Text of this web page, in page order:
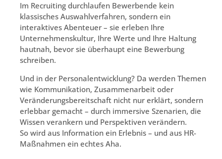
Im Recruiting durchlaufen Bewerbende kein
klassisches Auswahlverfahren, sondern ein
interaktives Abenteuer – sie erleben Ihre
Unternehmenskultur, Ihre Werte und Ihre Haltung
hautnah, bevor sie überhaupt eine Bewerbung
schreiben.
Und in der Personalentwicklung? Da werden Themen
wie Kommunikation, Zusammenarbeit oder
Veränderungsbereitschaft nicht nur erklärt, sondern
erlebbar gemacht – durch immersive Szenarien, die
Wissen verankern und Perspektiven verändern.
So wird aus Information ein Erlebnis – und aus HR-
Maßnahmen ein echtes Aha.